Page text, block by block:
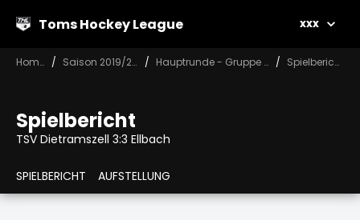
Toms Hockey League xxx
Home Saison 2019/20 Hauptrunde - Gruppe A Spielbericht
Spielbericht
TSV Dietramszell 3:3 Ellbach
SPIELBERICHT AUFSTELLUNG